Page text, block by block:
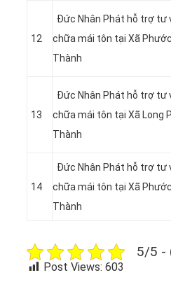
12
Đức Nhân Phát hỗ trợ tư
chữa mái tôn tại Xã
Thành
13
Đức Nhân Phát hỗ trợ tư
chữa mái tôn tại Xã Long
Thành
14
Đức Nhân Phát hỗ trợ tư
chữa mái tôn tại Xã
Thành
5/5 -
Post Views: 603